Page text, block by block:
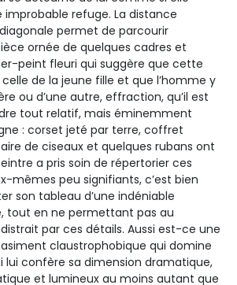
refuge. La distance
permet de parcourir
ornée de quelques cadres et
peint fleuri qui suggère que cette
de la jeune fille et que l’homme y
ou d’une autre, effraction, qu’il est
tout relatif, mais éminemment
: corset jeté par terre, coffret
de ciseaux et quelques rubans ont
a pris soin de répertorier ces
mêmes peu signifiants, c’est bien
son tableau d’une indéniable
tout en ne permettant pas au
par ces détails. Aussi est-ce une
claustrophobique qui domine
lui confère sa dimension dramatique,
et lumineux au moins autant que